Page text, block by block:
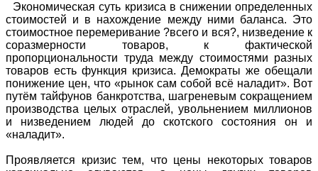
Экономическая суть кризиса в снижении определенных
стоимостей и в нахождение между ними баланса. Это
стоимостное перемеривание ?всего и вся?, низведение к
соразмерности товаров, к фактической
пропорциональности труда между стоимостями разных
товаров есть функция кризиса. Демократы же обещали
понижение цен, что «рынок сам собой всё наладит». Вот
путём тайфунов банкротства, шагреневым сокращением
производства целых отраслей, увольнением миллионов
и низведением людей до скотского состояния он и
«наладит».
Проявляется кризис тем, что цены некоторых товаров